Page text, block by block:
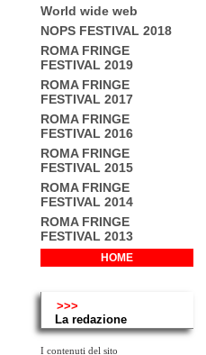
World wide web
NOPS FESTIVAL 2018
ROMA FRINGE
FESTIVAL 2019
ROMA FRINGE
FESTIVAL 2017
ROMA FRINGE
FESTIVAL 2016
ROMA FRINGE
FESTIVAL 2015
ROMA FRINGE
FESTIVAL 2014
ROMA FRINGE
FESTIVAL 2013
HOME
>>>
La redazione
I contenuti del sito